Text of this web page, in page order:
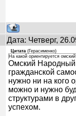
Дата: Четверг,
Цитата (Герасименко)
На какой ориентируется
Омский Народный
гражданской
нужно ни на кого
можно и нужно
структурами в
успехом.